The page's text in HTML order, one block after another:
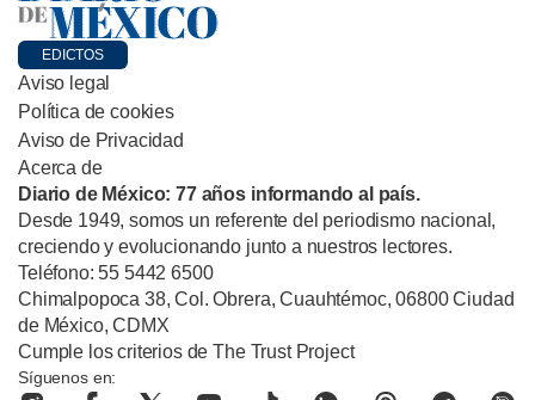
EDICTOS
Aviso legal
Política de cookies
Aviso de Privacidad
Acerca de
Diario de México: 77 años informando al país.
Desde 1949, somos un referente del periodismo nacional,
creciendo y evolucionando junto a nuestros lectores.
Teléfono: 55 5442 6500
Chimalpopoca 38, Col. Obrera, Cuauhtémoc, 06800 Ciudad
de México, CDMX
Cumple los criterios de The Trust Project
Síguenos en: